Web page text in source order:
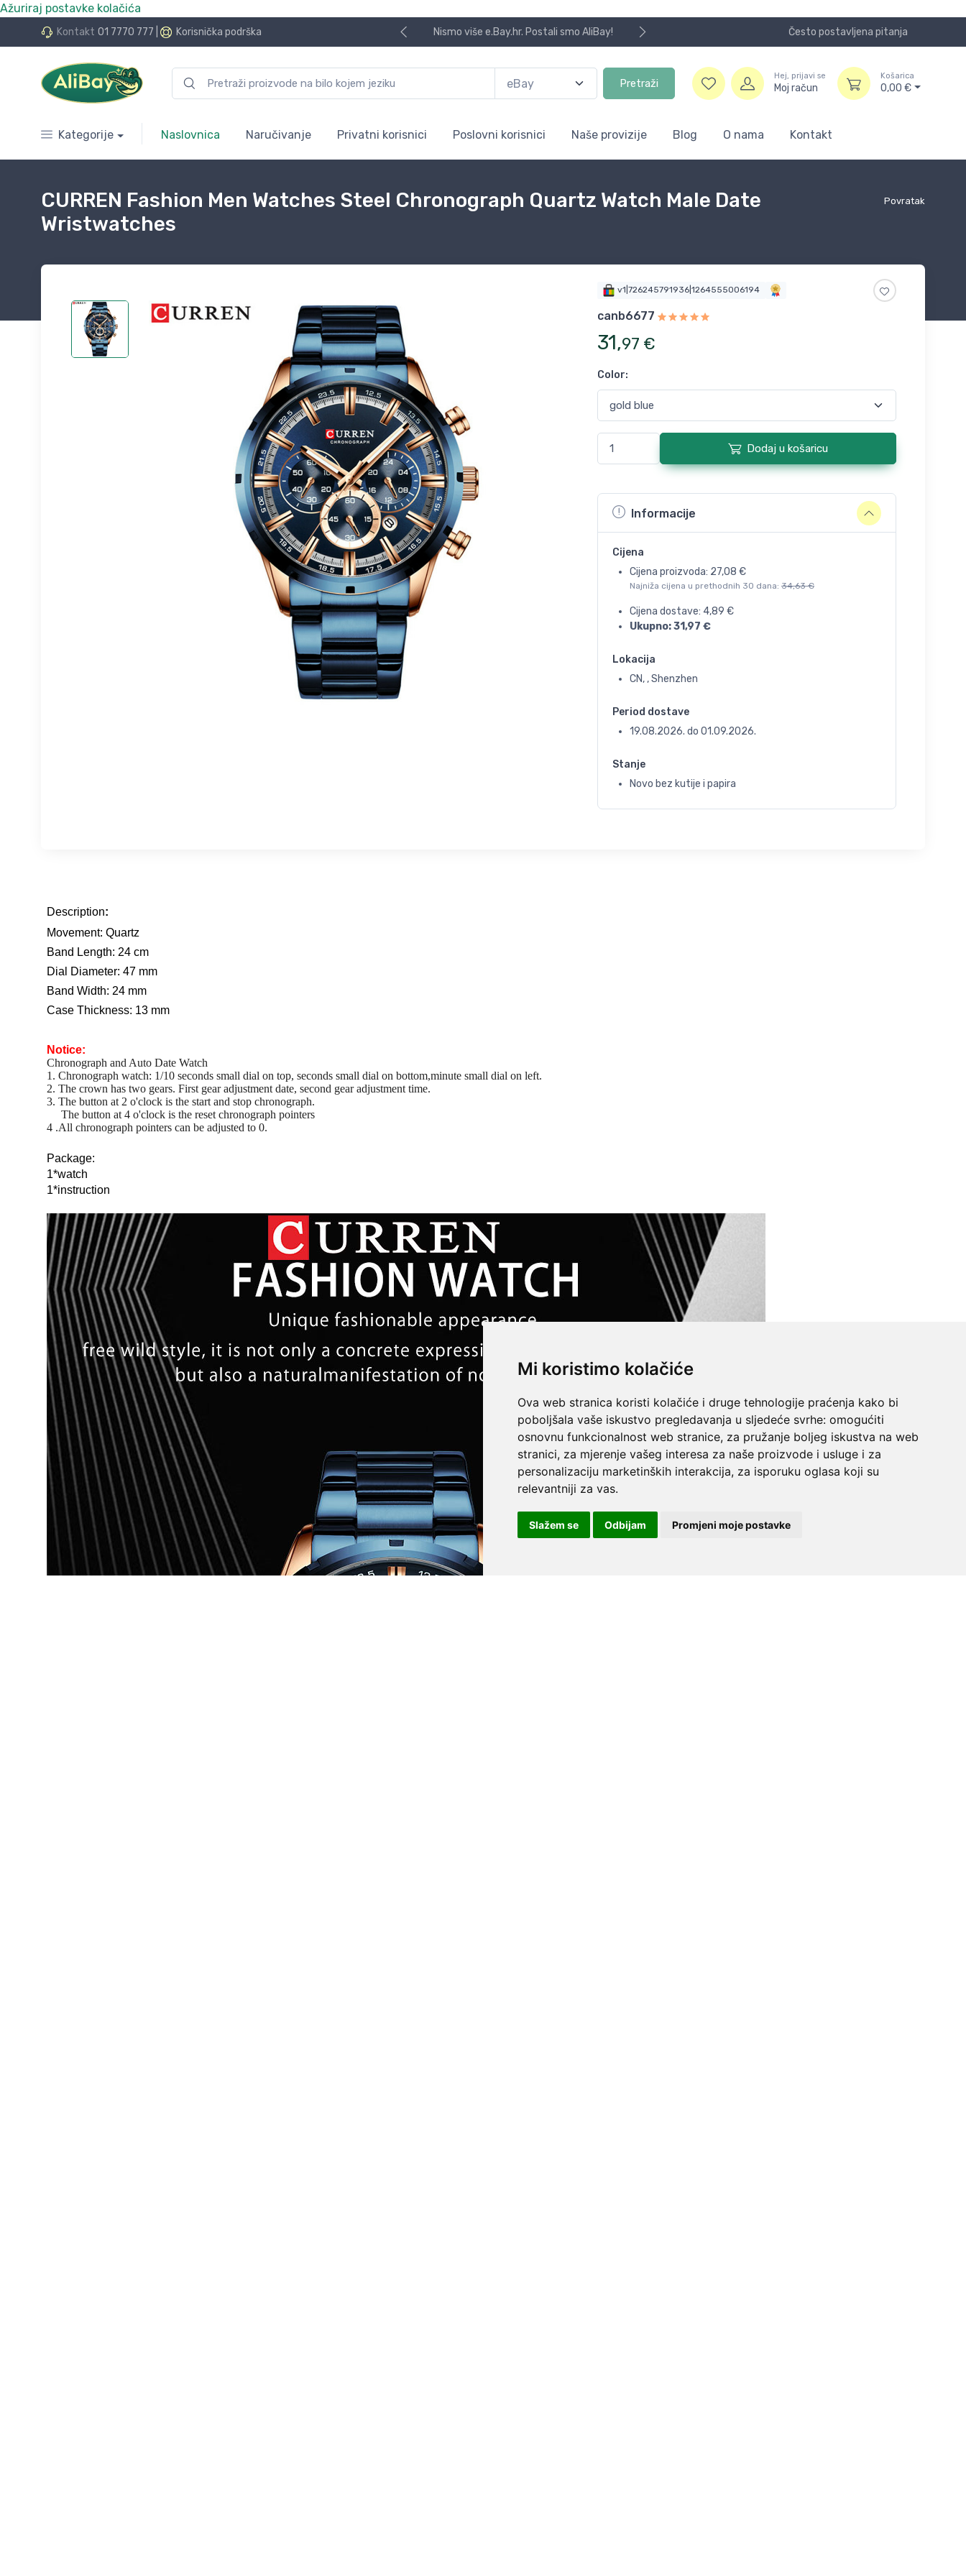
Mi koristimo kolačiće
Ova web stranica koristi kolačiće i druge tehnologije praćenja kako bi
poboljšala vaše iskustvo pregledavanja u sljedeće svrhe: omogućiti
osnovnu funkcionalnost web stranice, za pružanje boljeg iskustva na web
stranici, za mjerenje vašeg interesa za naše proizvode i usluge i za
personalizaciju marketinških interakcija, za isporuku oglasa koji su
relevantniji za vas.
Slažem se Odbijam Promjeni moje postavke
Ažuriraj postavke kolačića
Kontakt 01 7770 777 Korisnička podrška
24 rate bez kamata Nismo više e.Bay.hr. Postali smo AliBay! Često postavljena pitanja
Pretraži
Hej, prijavi se
Moj račun
Košarica
0,00 €
Kategorije Naslovnica Naručivanje Privatni korisnici Poslovni korisnici Naše provizije Blog O nama Kontakt
Povratak
CURREN Fashion Men Watches Steel Chronograph Quartz Watch Male Date
Wristwatches
v1|726245791936|1264555006194
canb6677
31,97 €
Color:
Dodaj u košaricu
Informacije
Cijena
Cijena proizvoda: 27,08 €
Najniža cijena u prethodnih 30 dana: 34,63 €
Cijena dostave: 4,89 €
Ukupno:31,97 €
Lokacija
CN, , Shenzhen
Period dostave
19.08.2026. do 01.09.2026.
Stanje
Novo bez kutije i papira